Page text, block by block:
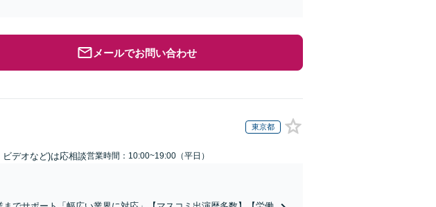
メールでお問い合わせ
東京都
デオなど)は応相談営業時間：10:00~19:00（平日）